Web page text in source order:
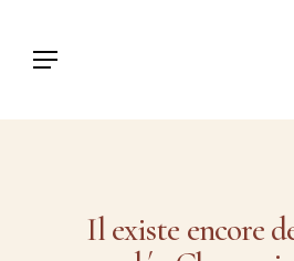
Menu
Il existe encore